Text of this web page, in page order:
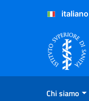
Salta al Contenuto
Salta al Footer
Chi siamo